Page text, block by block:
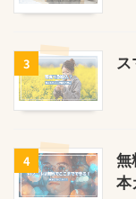
3
4
無
本